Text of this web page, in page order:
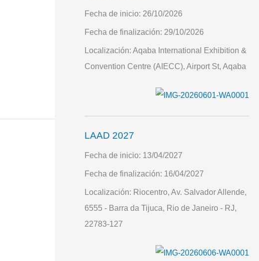
Fecha de inicio: 26/10/2026
Fecha de finalización: 29/10/2026
Localización: Aqaba International Exhibition &
Convention Centre (AIECC), Airport St, Aqaba
LAAD 2027
Fecha de inicio: 13/04/2027
Fecha de finalización: 16/04/2027
Localización: Riocentro, Av. Salvador Allende,
6555 - Barra da Tijuca, Rio de Janeiro - RJ,
22783-127